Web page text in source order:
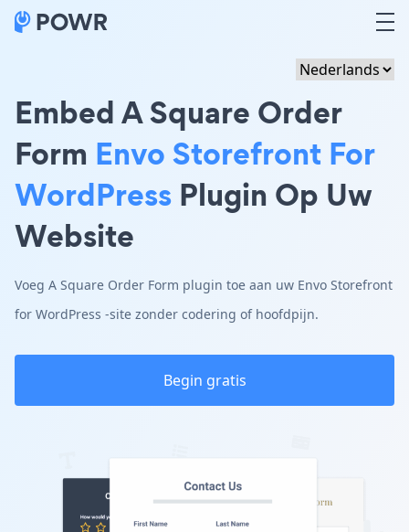
Embed A Square Order
Form Envo Storefront For
WordPress Plugin Op Uw
Website
Voeg A Square Order Form plugin toe aan uw Envo Storefront
for WordPress -site zonder codering of hoofdpijn.
Begin gratis